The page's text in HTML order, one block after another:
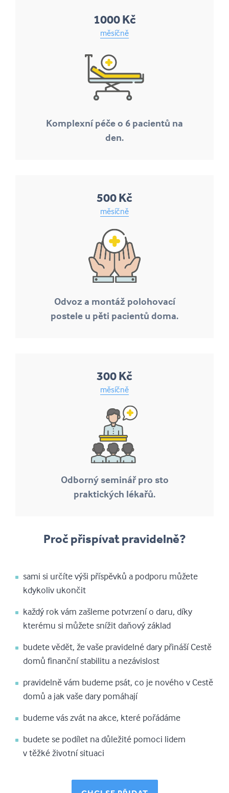
1000 Kč
měsíčně
Komplexní péče o 6 pacientů na
den.
500 Kč
měsíčně
Odvoz a montáž polohovací
postele u pěti pacientů doma.
300 Kč
měsíčně
Odborný seminář pro sto
praktických lékařů.
Proč přispívat pravidelně?
sami si určíte výši příspěvků a podporu můžete
kdykoliv ukončit
každý rok vám zašleme potvrzení o daru, díky
kterému si můžete snížit daňový základ
budete vědět, že vaše pravidelné dary přináší Cestě
domů finanční stabilitu a nezávislost
pravidelně vám budeme psát, co je nového v Cestě
domů a jak vaše dary pomáhají
budeme vás zvát na akce, které pořádáme
budete se podílet na důležité pomoci lidem
v těžké životní situaci